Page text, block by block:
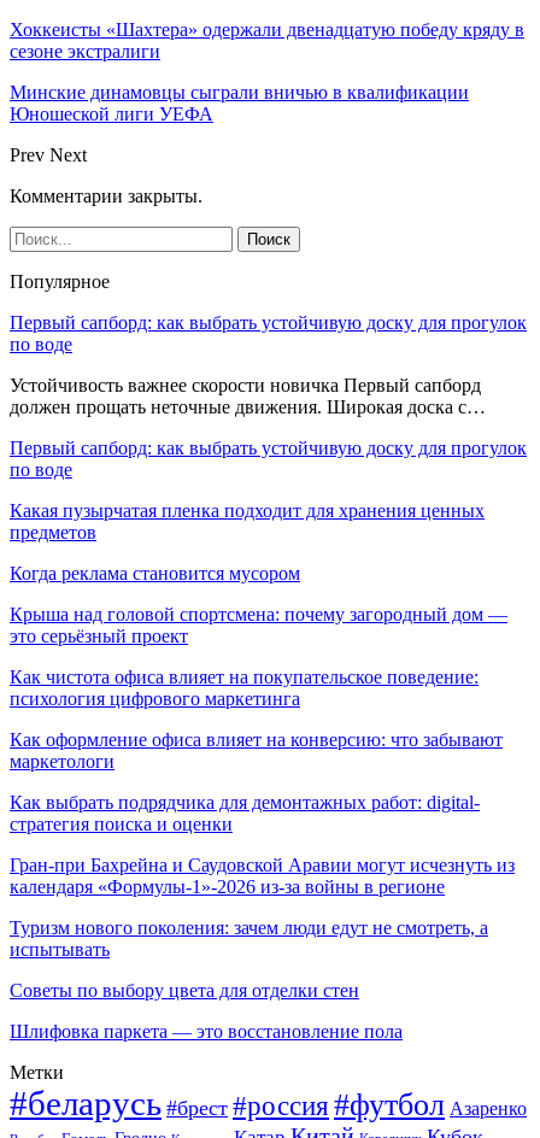
Хоккеисты «Шахтера» одержали двенадцатую победу кряду в
сезоне экстралиги
Минские динамовцы сыграли вничью в квалификации
Юношеской лиги УЕФА
Prev Next
Комментарии закрыты.
Популярное
Первый сапборд: как выбрать устойчивую доску для прогулок
по воде
Устойчивость важнее скорости новичка Первый сапборд
должен прощать неточные движения. Широкая доска с…
Первый сапборд: как выбрать устойчивую доску для прогулок
по воде
Какая пузырчатая пленка подходит для хранения ценных
предметов
Когда реклама становится мусором
Крыша над головой спортсмена: почему загородный дом —
это серьёзный проект
Как чистота офиса влияет на покупательское поведение:
психология цифрового маркетинга
Как оформление офиса влияет на конверсию: что забывают
маркетологи
Как выбрать подрядчика для демонтажных работ: digital-
стратегия поиска и оценки
Гран-при Бахрейна и Саудовской Аравии могут исчезнуть из
календаря «Формулы-1»-2026 из-за войны в регионе
Туризм нового поколения: зачем люди едут не смотреть, а
испытывать
Советы по выбору цвета для отделки стен
Шлифовка паркета — это восстановление пола
Метки
#беларусь #брест #россия#футбол Азаренко